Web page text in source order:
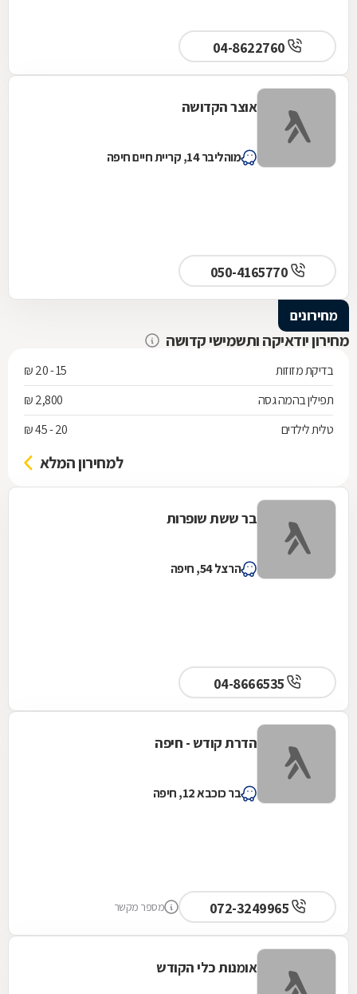
04-8622760
אוצר הקדושה
מוהליבר 14, קריית חיים חיפה
מחירונים
מחירון יודאיקה ותשמישי קדושה
בדיקת מזוזות
15 - 20 ₪
תפילין בהמה גסה
2,800 ₪
טלית לילדים
20 - 45 ₪
למחירון המלא
בר ששת שופרות
הרצל 54, חיפה
04-8666535
הדרת קודש - חיפה
בר כוכבא 12, חיפה
מספר מקשר
אומנות כלי הקודש